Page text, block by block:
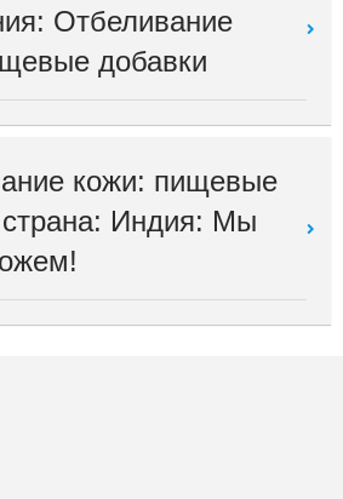
Отбеливание
добавки
кожи: пищевые
страна: Индия: Мы